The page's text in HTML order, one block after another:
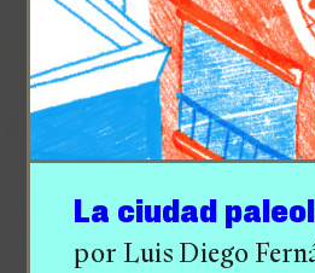
La ciudad
por Luis Diego